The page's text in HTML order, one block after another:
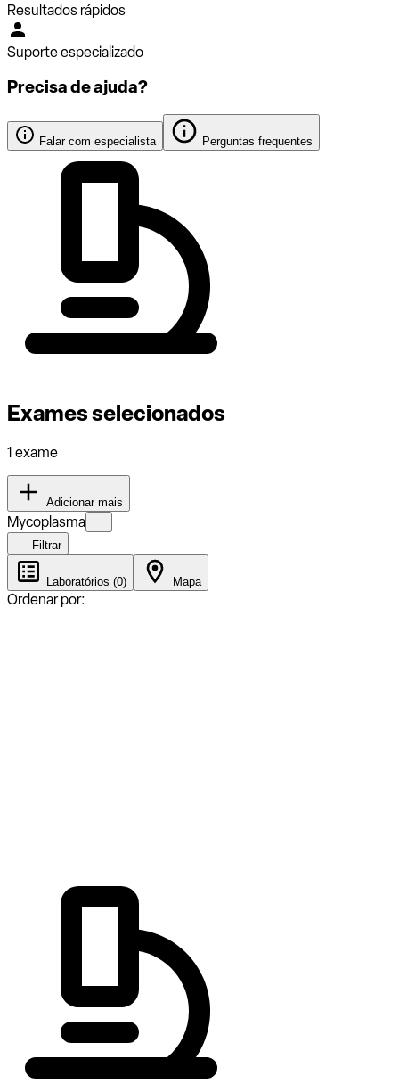
Resultados rápidos
Suporte especializado
Precisa de ajuda?
Falar com especialista Perguntas frequentes
Exames selecionados
1 exame
Adicionar mais
Mycoplasma
Filtrar
Laboratórios (0) Mapa
Ordenar por: